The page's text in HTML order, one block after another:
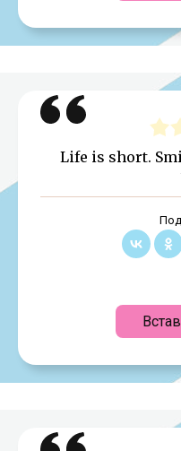
Life is short.